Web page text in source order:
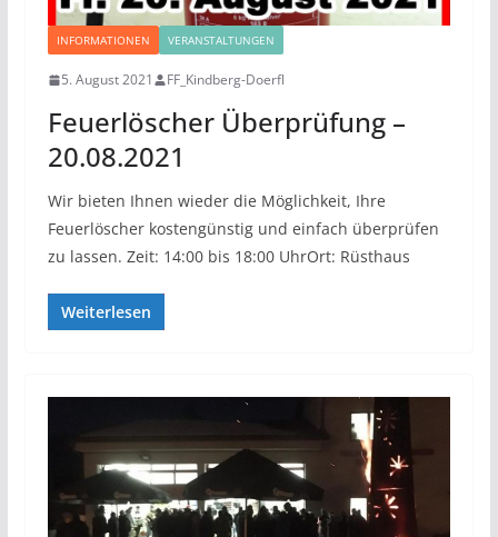
INFORMATIONEN VERANSTALTUNGEN
5. August 2021 FF_Kindberg-Doerfl
Feuerlöscher Überprüfung –
20.08.2021
Wir bieten Ihnen wieder die Möglichkeit, Ihre
Feuerlöscher kostengünstig und einfach überprüfen
zu lassen. Zeit: 14:00 bis 18:00 UhrOrt: Rüsthaus
Weiterlesen